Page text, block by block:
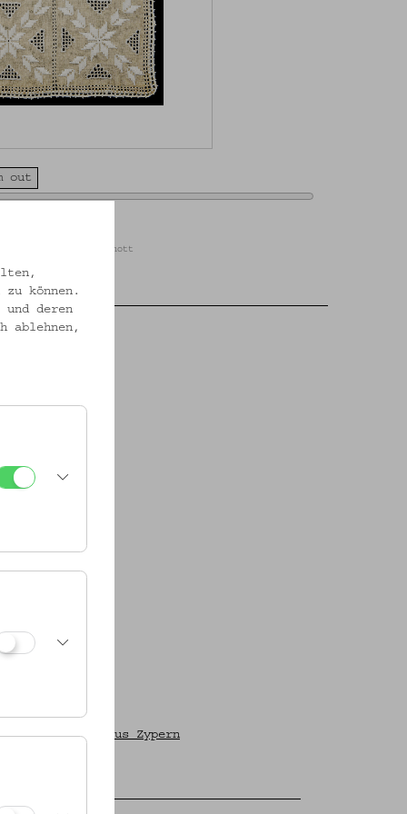
out
Wien / Foto: Christa Knott
Objekte aus Zypern
können.
deren
ablehnen,